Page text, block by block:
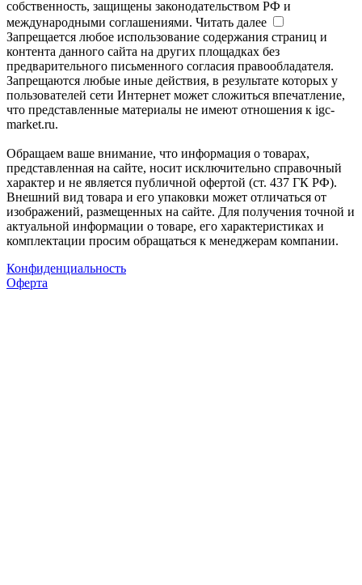
собственность, защищены законодательством РФ и
международными соглашениями. Читать далее
Запрещается любое использование содержания страниц и
контента данного сайта на других площадках без
предварительного письменного согласия правообладателя.
Запрещаются любые иные действия, в результате которых у
пользователей сети Интернет может сложиться впечатление,
что представленные материалы не имеют отношения к igc-
market.ru.
Обращаем ваше внимание, что информация о товарах,
представленная на сайте, носит исключительно справочный
характер и не является публичной офертой (ст. 437 ГК РФ).
Внешний вид товара и его упаковки может отличаться от
изображений, размещенных на сайте. Для получения точной и
актуальной информации о товаре, его характеристиках и
комплектации просим обращаться к менеджерам компании.
Конфиденциальность
Оферта